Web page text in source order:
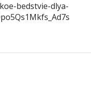
bedstvie-dlya-